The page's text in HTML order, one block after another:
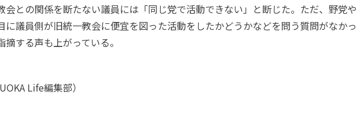
会との関係を断たない議員には「同じ党で活動できない」と断じた。ただ、野党や
に議員側が旧統一教会に便宜を図った活動をしたかどうかなどを問う質問がなか
摘する声も上がっている。
Life編集部）